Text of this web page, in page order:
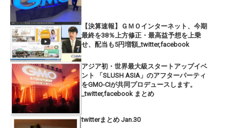
【決算速報】ＧＭＯインターネット、今期
最終を38％上方修正・最高益予想を上乗
せ、配当も5円増額_twitter,facebook
アジア初・世界最大級スタートアップイベ
ント 「SLUSH ASIA」のアフターパーティ
をGMO-CIが共同プロデュースします。
_twitter,facebook まとめ
twitterまとめ Jan.30